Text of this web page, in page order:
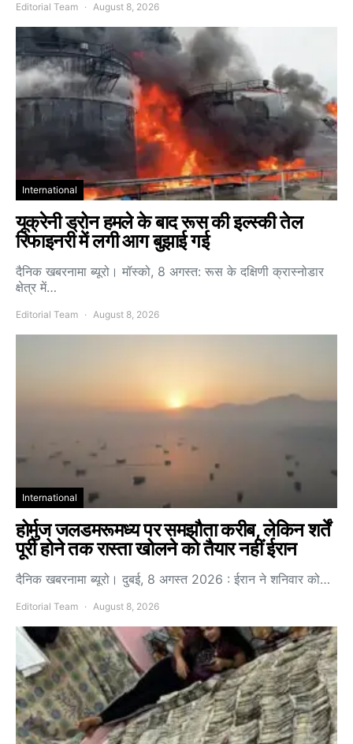
Editorial Team August 8, 2026
International
यूक्रेनी ड्रोन हमले के बाद रूस की इल्स्की तेल
रिफाइनरी में लगी आग बुझाई गई
दैनिक खबरनामा ब्यूरो। मॉस्को, 8 अगस्त: रूस के दक्षिणी क्रास्नोडार
क्षेत्र में…
Editorial Team August 8, 2026
International
होर्मुज जलडमरूमध्य पर समझौता करीब, लेकिन शर्तें
पूरी होने तक रास्ता खोलने को तैयार नहीं ईरान
दैनिक खबरनामा ब्यूरो। दुबई, 8 अगस्त 2026 : ईरान ने शनिवार को…
Editorial Team August 8, 2026